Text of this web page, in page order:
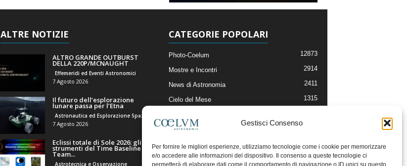
Gestisci Consenso
Per fornire le migliori esperienze, utilizziamo tecnologie come i cookie per memorizzare
e/o accedere alle informazioni del dispositivo. Il consenso a queste tecnologie ci
permetterà di elaborare dati come il comportamento di navigazione o ID unici su questo
ALTRE NOTIZIE
ALTRO GRANDE OUTBURST
DELLA 220P/MCNAUGHT
Effemeridi ed Eventi Astronomici
7 Agosto 2026
Il futuro dell’esplorazione
lunare passa per l’Etna
7 Agosto 2026
Eclissi totale di Sole 2026: gli
strumenti del Time Baseline
Team...
Astrotecnica e Osservazione
CATEGORIE POPOLARI
Photo-Coelum 12873
Mostre e Incontri 2914
News di Astronomia 2411
Cielo del Mese 1315
Articoli e Risorse On-Line
Il Blog della Redazione